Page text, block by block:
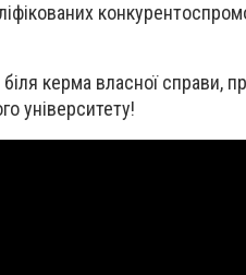
біля керма власної справи, п
університету!